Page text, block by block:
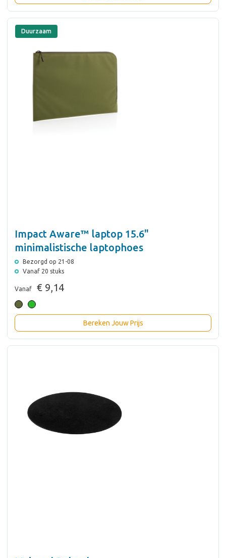
Duurzaam
Impact Aware™ laptop 15.6"
minimalistische laptophoes
Bezorgd op 21-08
Vanaf 20 stuks
Vanaf € 9,14
Bereken Jouw Prijs